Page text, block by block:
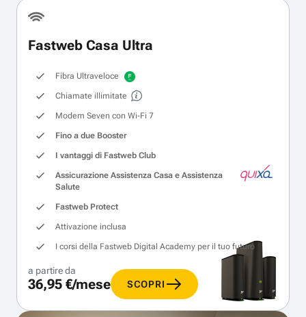
Fastweb Casa Ultra
Fibra Ultraveloce
Chiamate illimitate
Modem Seven con Wi‑Fi 7
Fino a due Booster
I vantaggi di Fastweb Club
Assicurazione Assistenza Casa e Assistenza
Salute
Fastweb Protect
Attivazione inclusa
I corsi della Fastweb Digital Academy per il tuo futuro
a partire da
36,95 €/mese SCOPRI